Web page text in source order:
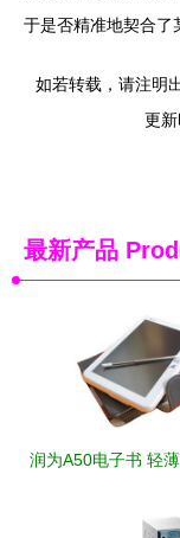
于是否精准地契合了
如若转载，请注明
更
最新产品